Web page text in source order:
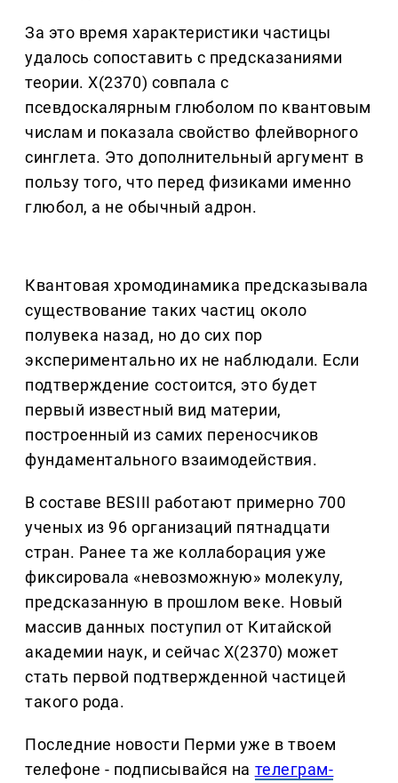
За это время характеристики частицы
удалось сопоставить с предсказаниями
теории. X(2370) совпала с
псевдоскалярным глюболом по квантовым
числам и показала свойство флейворного
синглета. Это дополнительный аргумент в
пользу того, что перед физиками именно
глюбол, а не обычный адрон.
Квантовая хромодинамика предсказывала
существование таких частиц около
полувека назад, но до сих пор
экспериментально их не наблюдали. Если
подтверждение состоится, это будет
первый известный вид материи,
построенный из самих переносчиков
фундаментального взаимодействия.
В составе BESIII работают примерно 700
ученых из 96 организаций пятнадцати
стран. Ранее та же коллаборация уже
фиксировала «невозможную» молекулу,
предсказанную в прошлом веке. Новый
массив данных поступил от Китайской
академии наук, и сейчас X(2370) может
стать первой подтвержденной частицей
такого рода.
Последние новости Перми уже в твоем
телефоне - подписывайся на телеграм-